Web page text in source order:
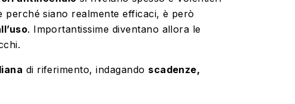
perché siano realmente efficaci, è però
. Importantissime diventano allora le
di riferimento, indagando scadenze,